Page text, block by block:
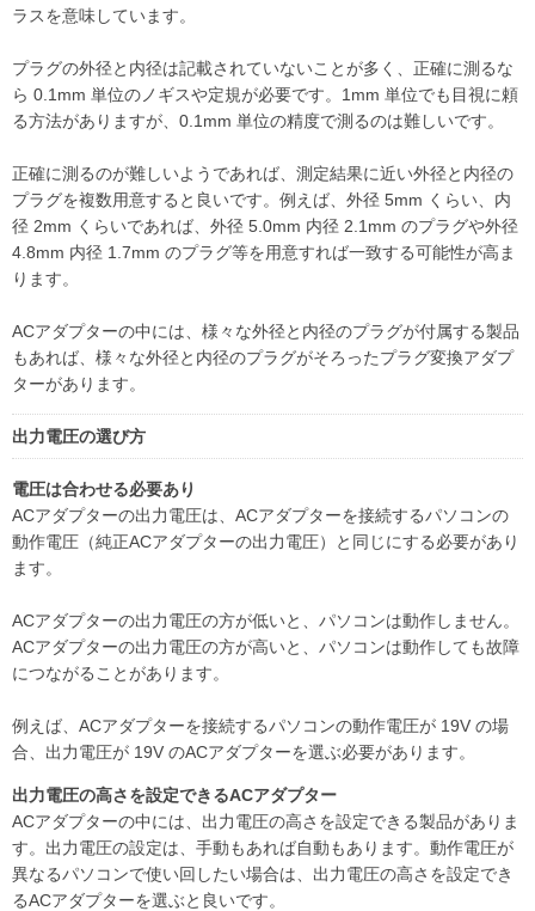
ラスを意味しています。
プラグの外径と内径は記載されていないことが多く、正確に測るな
ら 0.1mm 単位のノギスや定規が必要です。1mm 単位でも目視に頼
る方法がありますが、0.1mm 単位の精度で測るのは難しいです。
正確に測るのが難しいようであれば、測定結果に近い外径と内径の
プラグを複数用意すると良いです。例えば、外径 5mm くらい、内
径 2mm くらいであれば、外径 5.0mm 内径 2.1mm のプラグや外径
4.8mm 内径 1.7mm のプラグ等を用意すれば一致する可能性が高ま
ります。
ACアダプターの中には、様々な外径と内径のプラグが付属する製品
もあれば、様々な外径と内径のプラグがそろったプラグ変換アダプ
ターがあります。
出力電圧の選び方
電圧は合わせる必要あり
ACアダプターの出力電圧は、ACアダプターを接続するパソコンの
動作電圧（純正ACアダプターの出力電圧）と同じにする必要があり
ます。
ACアダプターの出力電圧の方が低いと、パソコンは動作しません。
ACアダプターの出力電圧の方が高いと、パソコンは動作しても故障
につながることがあります。
例えば、ACアダプターを接続するパソコンの動作電圧が 19V の場
合、出力電圧が 19V のACアダプターを選ぶ必要があります。
出力電圧の高さを設定できるACアダプター
ACアダプターの中には、出力電圧の高さを設定できる製品がありま
す。出力電圧の設定は、手動もあれば自動もあります。動作電圧が
異なるパソコンで使い回したい場合は、出力電圧の高さを設定でき
るACアダプターを選ぶと良いです。